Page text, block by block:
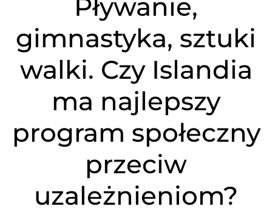
Pływanie,
gimnastyka, sztuki
walki. Czy Islandia
ma najlepszy
program społeczny
przeciw
uzależnieniom?